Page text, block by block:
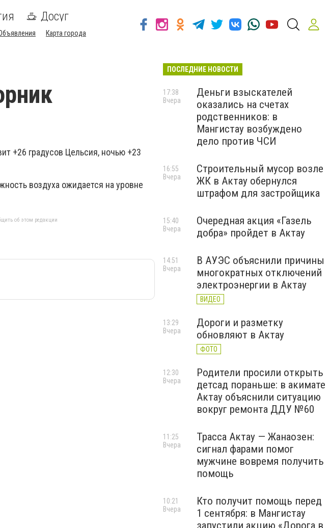
Досуг
Карта города
+26 градусов Цельсия, ночью +23
воздуха ожидается на уровне
об этом редакции
ПОСЛЕДНИЕ НОВОСТИ
Деньги взыскателей
оказались на счетах
родственников: в
Мангистау возбуждено
дело против ЧСИ
17:38
Вчера
Строительный мусор возле
ЖК в Актау обернулся
штрафом для застройщика
16:55
Вчера
Очередная акция «Газель
добра» пройдет в Актау
15:40
Вчера
В АУЭС объяснили причины
многократных отключений
электроэнергии в Актау
ВИДЕО
14:51
Вчера
Дороги и разметку
обновляют в Актау
ФОТО
13:29
Вчера
Родители просили открыть
детсад пораньше: в акимате
Актау объяснили ситуацию
вокруг ремонта ДДУ №60
12:30
Вчера
Трасса Актау — Жанаозен:
сигнал фарами помог
мужчине вовремя получить
помощь
11:25
Вчера
Кто получит помощь перед
1 сентября: в Мангистау
запустили акцию «Дорога в
10:21
Вчера